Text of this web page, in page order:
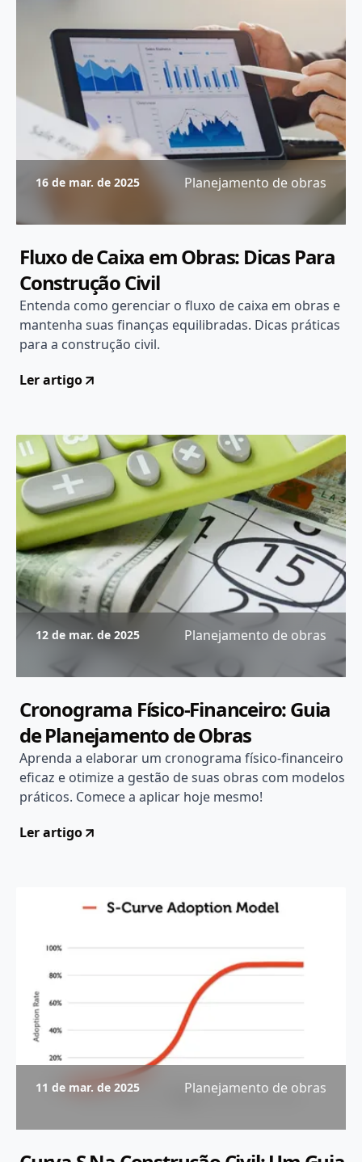
16 de mar. de 2025 Planejamento de obras
Fluxo de Caixa em Obras: Dicas Para
Construção Civil
Entenda como gerenciar o fluxo de caixa em obras e
mantenha suas finanças equilibradas. Dicas práticas
para a construção civil.
Ler artigo
12 de mar. de 2025 Planejamento de obras
Cronograma Físico-Financeiro: Guia
de Planejamento de Obras
Aprenda a elaborar um cronograma físico-financeiro
eficaz e otimize a gestão de suas obras com modelos
práticos. Comece a aplicar hoje mesmo!
Ler artigo
11 de mar. de 2025 Planejamento de obras